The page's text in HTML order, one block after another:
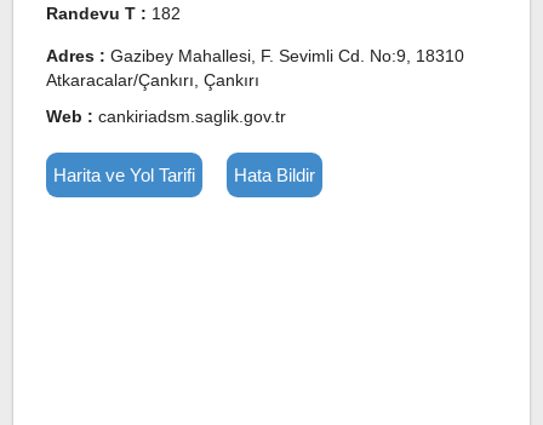
Randevu T : 182
Adres : Gazibey Mahallesi, F. Sevimli Cd. No:9, 18310
Atkaracalar/Çankırı, Çankırı
Web : cankiriadsm.saglik.gov.tr
Harita ve Yol Tarifi Hata Bildir